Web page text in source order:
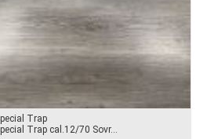
Trap
Trap cal.12/70 Sovr...